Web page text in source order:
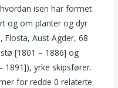
isen har formet
og om planter og dyr
Flosta, Aust-Agder, 68
[1801 – 1886] og
1891]), yrke skipsfører.
for redde 0 relaterte